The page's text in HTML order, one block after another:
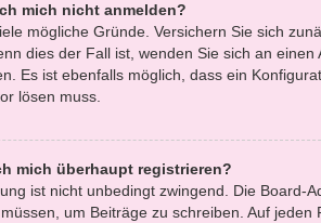
mich nicht anmelden?
mögliche Gründe. Versichern Sie sich
dies der Fall ist, wenden Sie sich an
Es ist ebenfalls möglich, dass ein
lösen muss.
mich überhaupt registrieren?
ist nicht unbedingt zwingend. Die Board-
um Beiträge zu schreiben. Auf